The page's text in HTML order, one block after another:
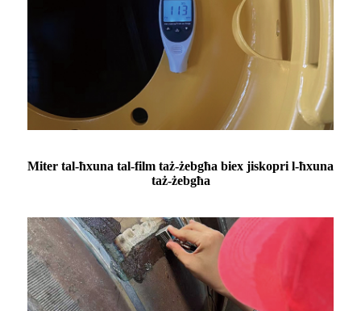
Miter tal-ħxuna tal-film taż-żebgħa biex jiskopri l-ħxuna
taż-żebgħa